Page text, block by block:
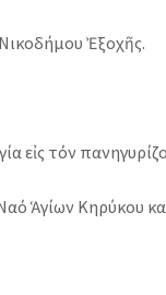
Ἐξοχῆς.
εἰς τόν
Ἁγίων Κηρύκου